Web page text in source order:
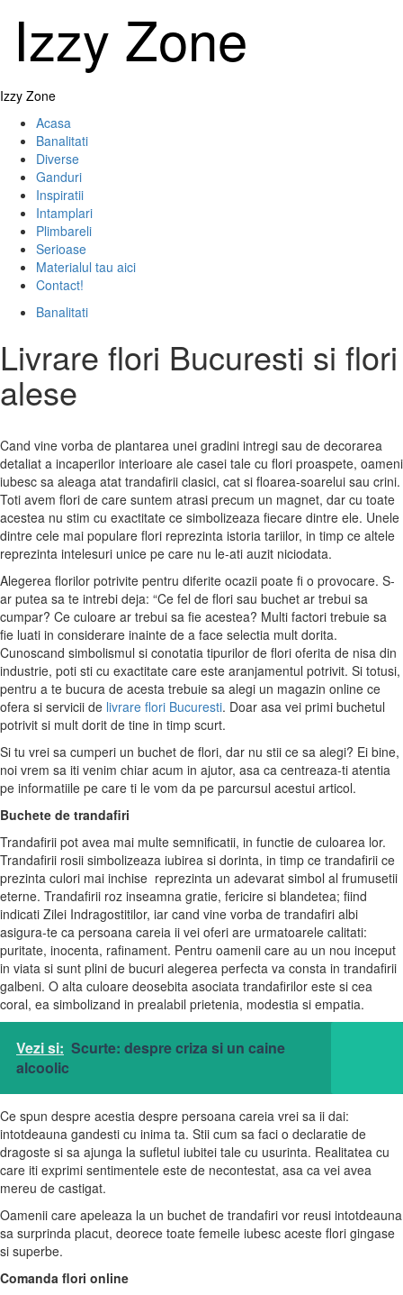
contentIzzy Zone
Primary
Izzy Zone
Acasa
Banalitati
Diverse
Ganduri
Inspiratii
Intamplari
Plimbareli
Serioase
Materialul tau aici
Contact!
Banalitati
Livrare flori Bucuresti si flori
alese
Cand vine vorba de plantarea unei gradini intregi sau de decorarea
detaliat a incaperilor interioare ale casei tale cu flori proaspete, oameni
iubesc sa aleaga atat trandafirii clasici, cat si floarea-soarelui sau crini.
Toti avem flori de care suntem atrasi precum un magnet, dar cu toate
acestea nu stim cu exactitate ce simbolizeaza fiecare dintre ele. Unele
dintre cele mai populare flori reprezinta istoria tariilor, in timp ce altele
reprezinta intelesuri unice pe care nu le-ati auzit niciodata.
Alegerea florilor potrivite pentru diferite ocazii poate fi o provocare. S-
ar putea sa te intrebi deja: “Ce fel de flori sau buchet ar trebui sa
cumpar? Ce culoare ar trebui sa fie acestea? Multi factori trebuie sa
fie luati in considerare inainte de a face selectia mult dorita.
Cunoscand simbolismul si conotatia tipurilor de flori oferita de nisa din
industrie, poti sti cu exactitate care este aranjamentul potrivit. Si totusi,
pentru a te bucura de acesta trebuie sa alegi un magazin online ce
ofera si servicii de livrare flori Bucuresti. Doar asa vei primi buchetul
potrivit si mult dorit de tine in timp scurt.
Si tu vrei sa cumperi un buchet de flori, dar nu stii ce sa alegi? Ei bine,
noi vrem sa iti venim chiar acum in ajutor, asa ca centreaza-ti atentia
pe informatiile pe care ti le vom da pe parcursul acestui articol.
Buchete de trandafiri
Trandafirii pot avea mai multe semnificatii, in functie de culoarea lor.
Trandafirii rosii simbolizeaza iubirea si dorinta, in timp ce trandafirii ce
prezinta culori mai inchise reprezinta un adevarat simbol al frumusetii
eterne. Trandafirii roz inseamna gratie, fericire si blandetea; fiind
indicati Zilei Indragostitilor, iar cand vine vorba de trandafiri albi
asigura-te ca persoana careia ii vei oferi are urmatoarele calitati:
puritate, inocenta, rafinament. Pentru oamenii care au un nou inceput
in viata si sunt plini de bucuri alegerea perfecta va consta in trandafirii
galbeni. O alta culoare deosebita asociata trandafirilor este si cea
coral, ea simbolizand in prealabil prietenia, modestia si empatia.
Vezi si: Scurte: despre criza si un caine
alcoolic
Ce spun despre acestia despre persoana careia vrei sa ii dai:
intotdeauna gandesti cu inima ta. Stii cum sa faci o declaratie de
dragoste si sa ajunga la sufletul iubitei tale cu usurinta. Realitatea cu
care iti exprimi sentimentele este de necontestat, asa ca vei avea
mereu de castigat.
Oamenii care apeleaza la un buchet de trandafiri vor reusi intotdeauna
sa surprinda placut, deorece toate femeile iubesc aceste flori gingase
si superbe.
Comanda flori online